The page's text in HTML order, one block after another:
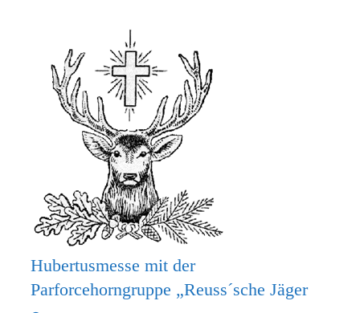
Hubertusmesse mit der
Parforcehorngruppe „Reuss´sche Jäger